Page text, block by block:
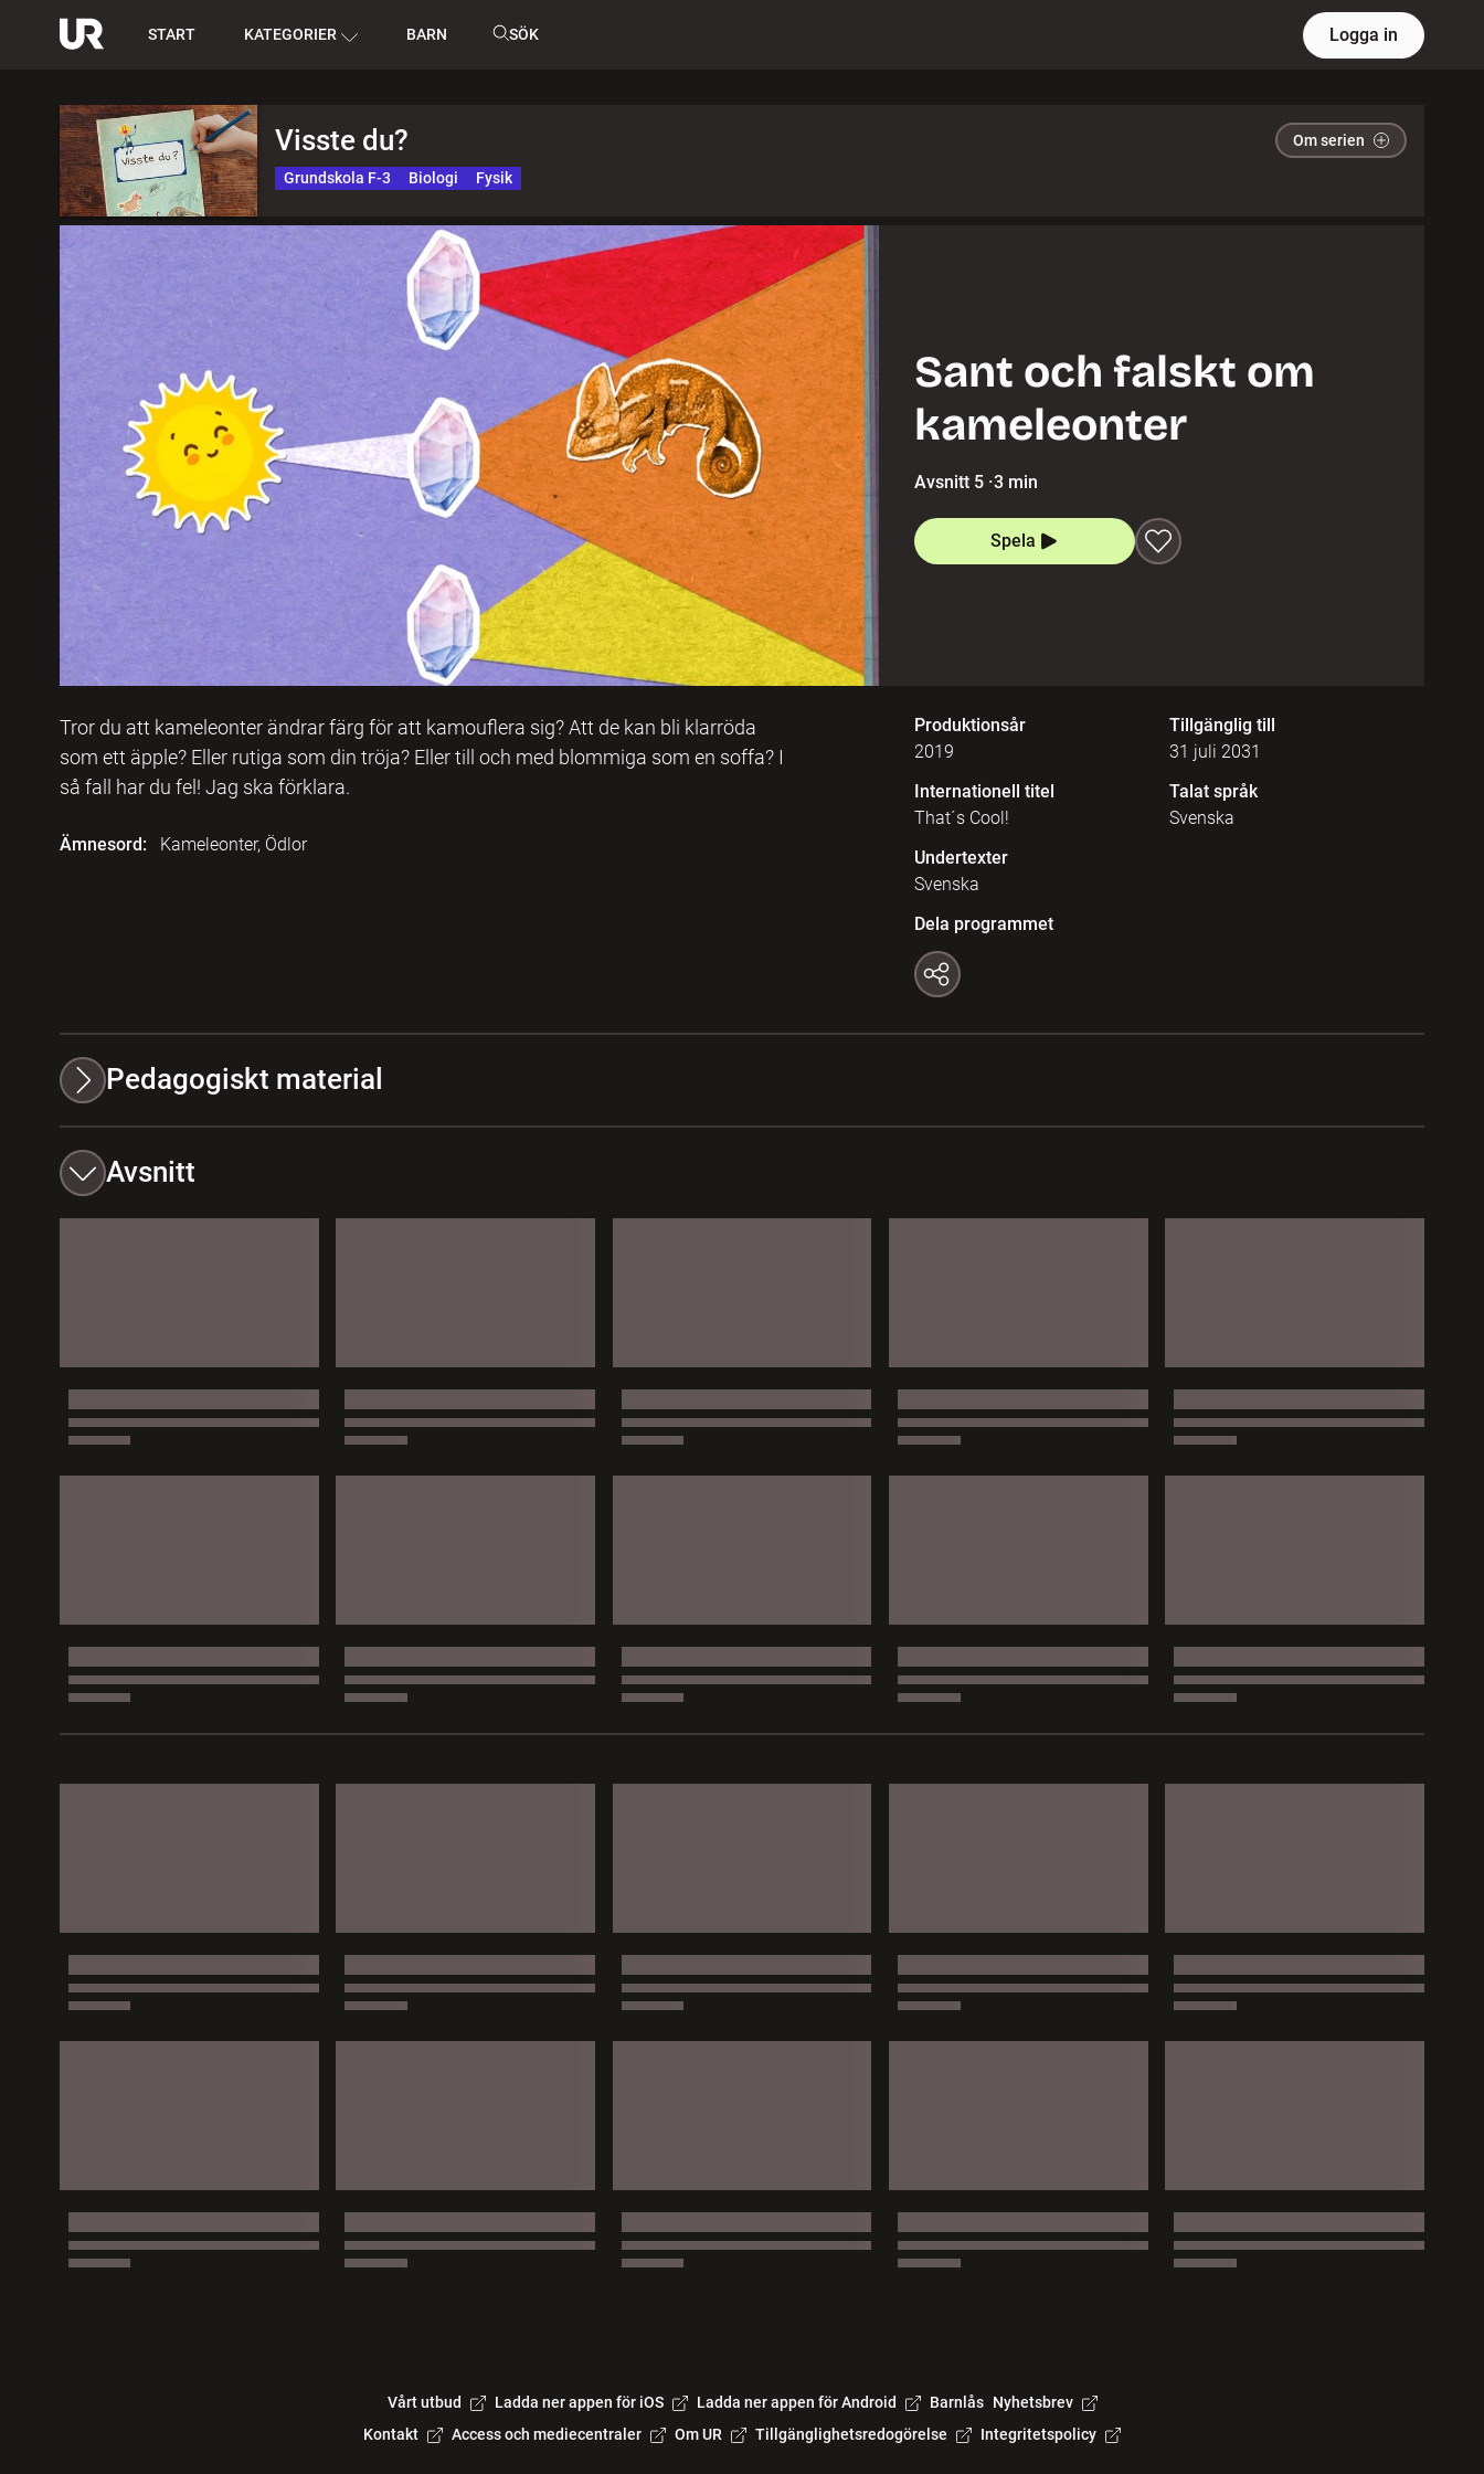
START KATEGORIER BARN SÖK Logga in
Visste du? Om serien
Grundskola F-3 Biologi Fysik
Sant och falskt om
kameleonter
Avsnitt 5 ·3 min
Spela
Tror du att kameleonter ändrar färg för att kamouflera sig? Att de kan bli klarröda
som ett äpple? Eller rutiga som din tröja? Eller till och med blommiga som en soffa? I
så fall har du fel! Jag ska förklara.
Ämnesord: Kameleonter, Ödlor
Produktionsår
2019
Tillgänglig till
31 juli 2031
Internationell titel
That´s Cool!
Talat språk
Svenska
Undertexter
Svenska
Dela programmet
Pedagogiskt material
Avsnitt
Vårt utbud Ladda ner appen för iOS Ladda ner appen för Android Barnlås Nyhetsbrev
Kontakt
Access och mediecentraler Om UR Tillgänglighetsredogörelse Integritetspolicy